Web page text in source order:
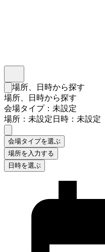
検索フォームを閉じる
場所、日時から探す
場所、日時から探す
会場タイプ：未設定
場所：未設定日時：未設定
会場タイプを選ぶ
場所を入力する
日時を選ぶ